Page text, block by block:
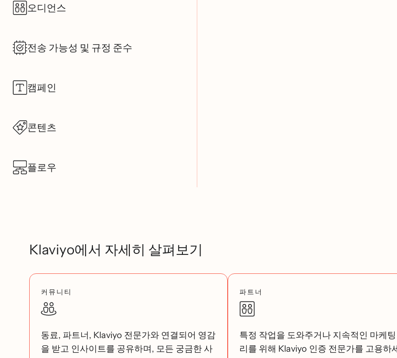
오디언스
전송 가능성 및 규정 준수
캠페인
콘텐츠
플로우
Klaviyo에서 자세히 살펴보기
커뮤니티
동료, 파트너, Klaviyo 전문가와 연결되어 영감
을 받고 인사이트를 공유하며, 모든 궁금한 사
파트너
특정 작업을 도와주거나 지속적인 마케
리를 위해 Klaviyo 인증 전문가를 고용하